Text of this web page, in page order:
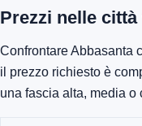
Prezzi nelle
Confrontare Abbasanta
il prezzo richiesto è
una fascia alta, media o